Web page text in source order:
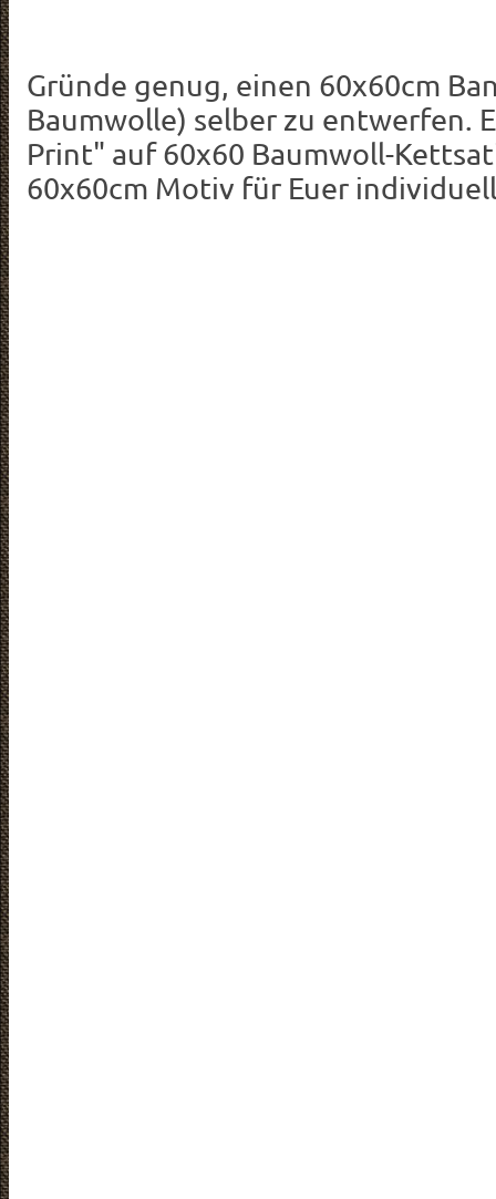
Gründe genug, einen 60x60cm
Baumwolle) selber zu entwerfen.
Print" auf 60x60 Baumwoll-
60x60cm Motiv für Euer